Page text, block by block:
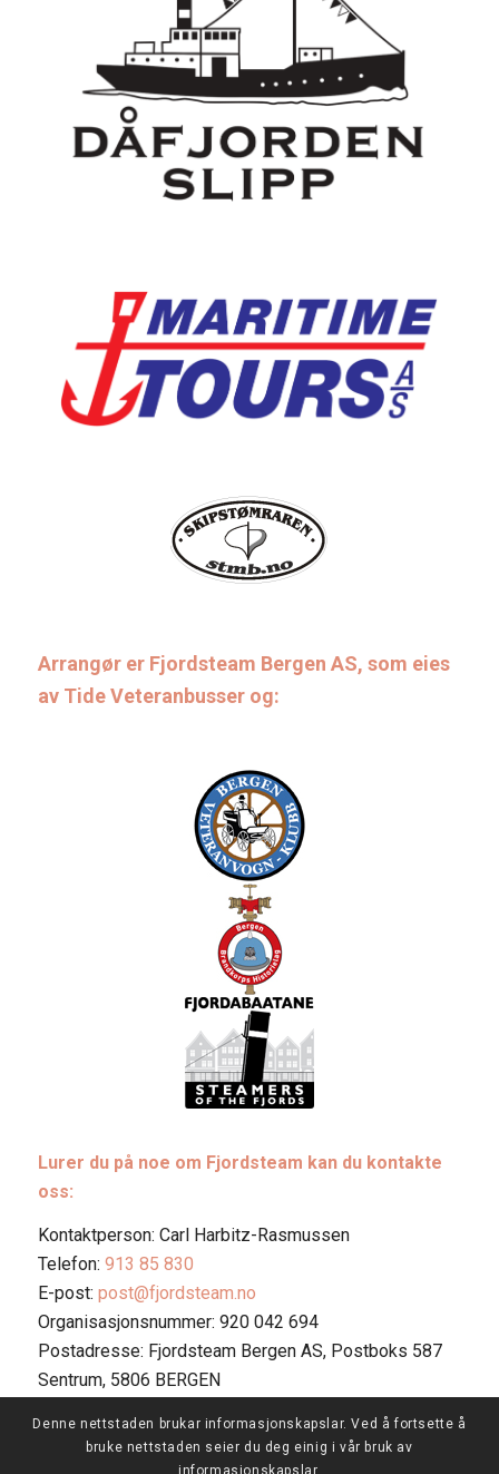
Arrangør er Fjordsteam Bergen AS, som eies
av Tide Veteranbusser og:
Lurer du på noe om Fjordsteam kan du kontakte
oss:
Kontaktperson: Carl Harbitz-Rasmussen
Telefon: 913 85 830
E-post: post@fjordsteam.no
Organisasjonsnummer: 920 042 694
Postadresse: Fjordsteam Bergen AS, Postboks 587
Sentrum, 5806 BERGEN
Denne nettstaden brukar informasjonskapslar. Ved å fortsette å
bruke nettstaden seier du deg einig i vår bruk av